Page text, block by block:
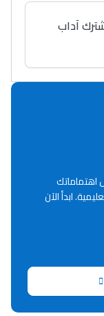
آداب
اهتماماتك
ابدأ الآن